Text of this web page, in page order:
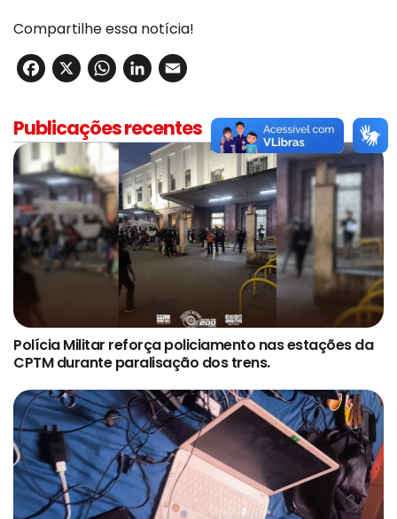
Compartilhe essa notícia!
Facebook
X WhatsApp
LinkedIn
Publicações recentes
Polícia Militar reforça policiamento nas estações da
CPTM durante paralisação dos trens.